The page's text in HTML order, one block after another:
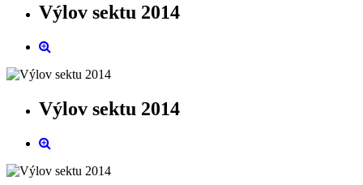
Výlov sektu 2014
Výlov sektu 2014